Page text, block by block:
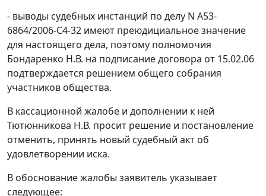
- выводы судебных инстанций по делу N А53-
6864/2006-С4-32 имеют преюдициальное значение
для настоящего дела, поэтому полномочия
Бондаренко Н.В. на подписание договора от 15.02.06
подтверждается решением общего собрания
участников общества.
В кассационной жалобе и дополнении к ней
Тютюнникова Н.В. просит решение и постановление
отменить, принять новый судебный акт об
удовлетворении иска.
В обоснование жалобы заявитель указывает
следующее: